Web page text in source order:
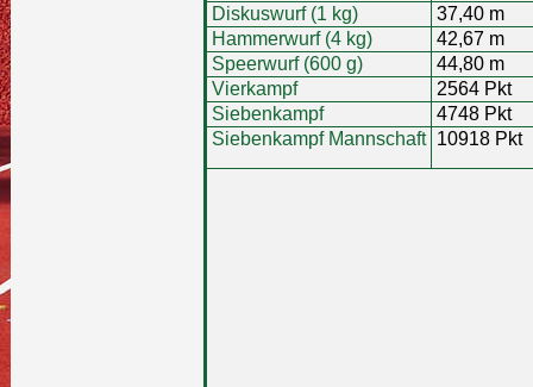
Diskuswurf (1 kg)
37,40 m
Hammerwurf (4 kg)
42,67 m
Speerwurf (600 g)
44,80 m
Vierkampf
2564 Pkt
Siebenkampf
4748 Pkt
Siebenkampf Mannschaft 10918 Pkt